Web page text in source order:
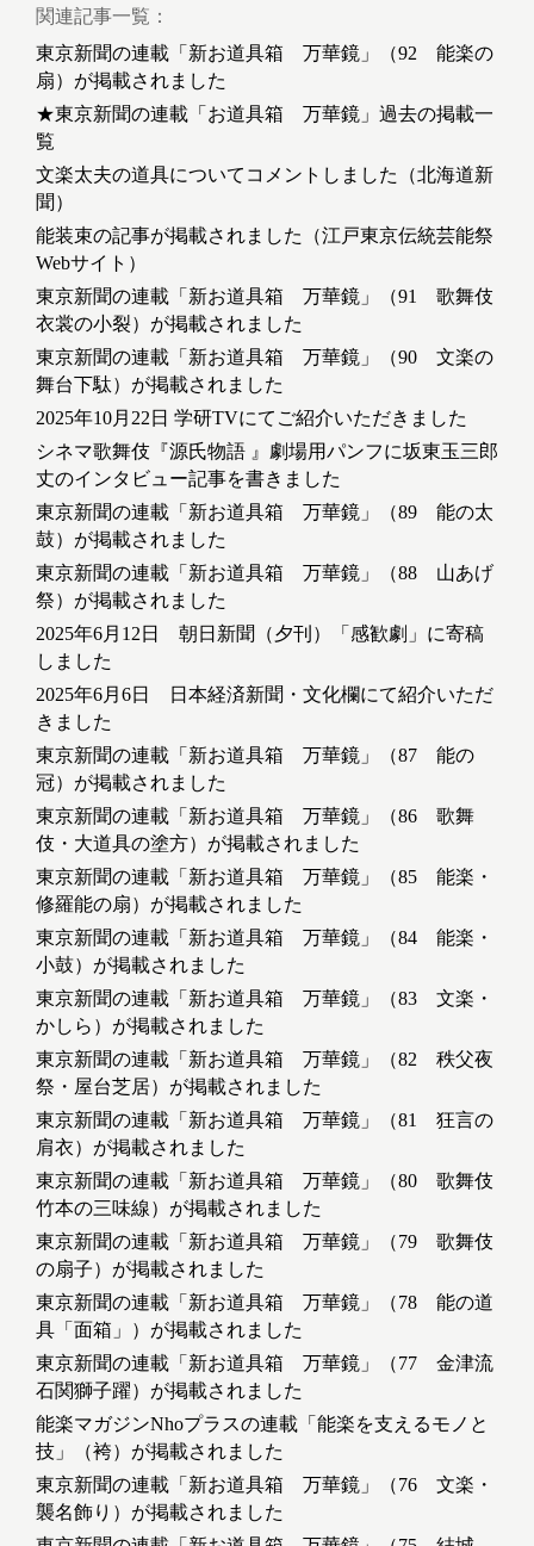
関連記事一覧：
東京新聞の連載「新お道具箱 万華鏡」（92 能楽の
扇）が掲載されました
★東京新聞の連載「お道具箱 万華鏡」過去の掲載一
覧
文楽太夫の道具についてコメントしました（北海道新
聞）
能装束の記事が掲載されました（江戸東京伝統芸能祭
Webサイト）
東京新聞の連載「新お道具箱 万華鏡」（91 歌舞伎
衣裳の小裂）が掲載されました
東京新聞の連載「新お道具箱 万華鏡」（90 文楽の
舞台下駄）が掲載されました
2025年10月22日 学研TVにてご紹介いただきました
シネマ歌舞伎『源氏物語 』劇場用パンフに坂東玉三郎
丈のインタビュー記事を書きました
東京新聞の連載「新お道具箱 万華鏡」（89 能の太
鼓）が掲載されました
東京新聞の連載「新お道具箱 万華鏡」（88 山あげ
祭）が掲載されました
2025年6月12日 朝日新聞（夕刊）「感歓劇」に寄稿
しました
2025年6月6日 日本経済新聞・文化欄にて紹介いただ
きました
東京新聞の連載「新お道具箱 万華鏡」（87 能の
冠）が掲載されました
東京新聞の連載「新お道具箱 万華鏡」（86 歌舞
伎・大道具の塗方）が掲載されました
東京新聞の連載「新お道具箱 万華鏡」（85 能楽・
修羅能の扇）が掲載されました
東京新聞の連載「新お道具箱 万華鏡」（84 能楽・
小鼓）が掲載されました
東京新聞の連載「新お道具箱 万華鏡」（83 文楽・
かしら）が掲載されました
東京新聞の連載「新お道具箱 万華鏡」（82 秩父夜
祭・屋台芝居）が掲載されました
東京新聞の連載「新お道具箱 万華鏡」（81 狂言の
肩衣）が掲載されました
東京新聞の連載「新お道具箱 万華鏡」（80 歌舞伎
竹本の三味線）が掲載されました
東京新聞の連載「新お道具箱 万華鏡」（79 歌舞伎
の扇子）が掲載されました
東京新聞の連載「新お道具箱 万華鏡」（78 能の道
具「面箱」）が掲載されました
東京新聞の連載「新お道具箱 万華鏡」（77 金津流
石関獅子躍）が掲載されました
能楽マガジンNhoプラスの連載「能楽を支えるモノと
技」（袴）が掲載されました
東京新聞の連載「新お道具箱 万華鏡」（76 文楽・
襲名飾り）が掲載されました